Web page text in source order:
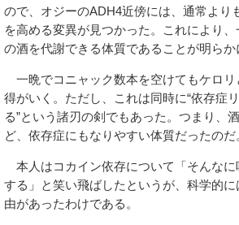
ので、オジーのADH4近傍には、通常より
を高める変異が見つかった。これにより
の酒を代謝できる体質であることが明らか
一晩でコニャック数本を空けてもケロリ
得がいく。ただし、これは同時に“依存症
る”という諸刃の剣でもあった。つまり、
ど、依存症にもなりやすい体質だったのだ
本人はコカイン依存について「そんなに
する」と笑い飛ばしたというが、科学的
由があったわけである。